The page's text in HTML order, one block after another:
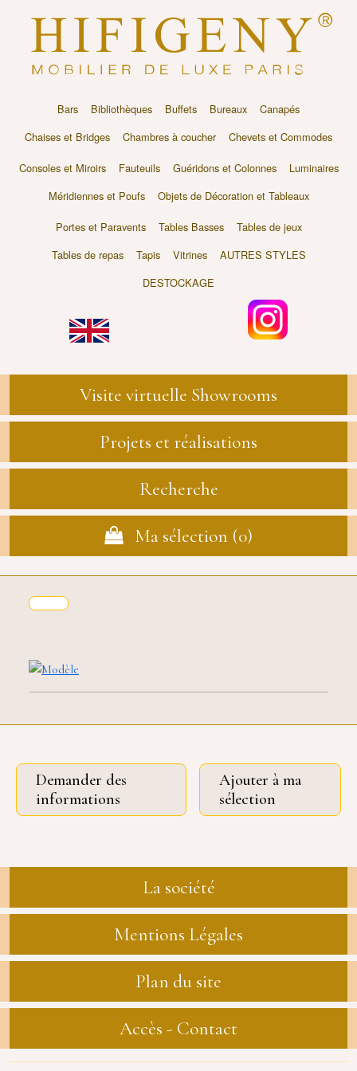
Bars Bibliothèques Buffets Bureaux
Canapés
Chaises et Bridges
Chambres à coucher Chevets et Commodes
Consoles et Miroirs Fauteuils Guéridons et Colonnes
Luminaires
Méridiennes et Poufs
Objets de Décoration et Tableaux
Portes et Paravents Tables Basses
Tables de jeux
Tables de repas
Tapis Vitrines
AUTRES STYLES
DESTOCKAGE
Visite virtuelle Showrooms
Projets et réalisations
Recherche
Ma sélection (0)
Demander des
informations
Ajouter à ma
sélection
La société
Mentions Légales
Plan du site
Accès - Contact